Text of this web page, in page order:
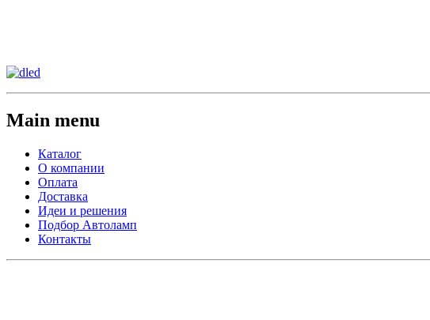
Main menu
Каталог
О компании
Оплата
Доставка
Идеи и решения
Подбор Автоламп
Контакты